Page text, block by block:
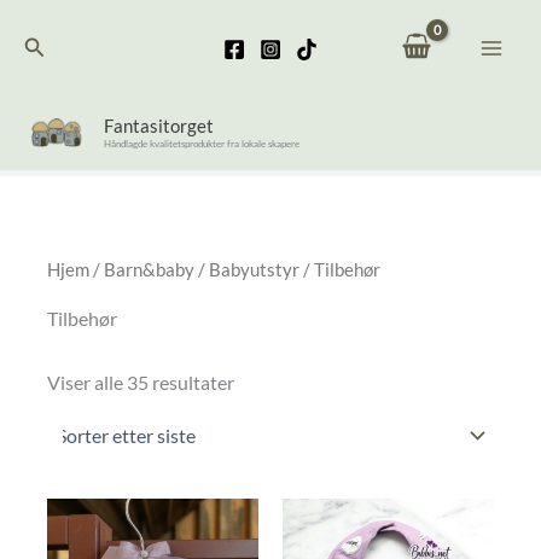
rettSøk
Fantasitorget
Håndlagde kvalitetsprodukter fra lokale skapere
Hjem / Barn&baby / Babyutstyr / Tilbehør
Tilbehør
Viser alle 35 resultaterSortert